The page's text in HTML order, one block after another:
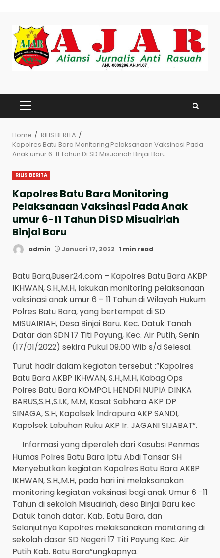
content
PRIMARY
MENU
Home
RILIS BERITA
Kapolres Batu Bara Monitoring Pelaksanaan Vaksinasi Pada
Anak umur 6-11 Tahun Di SD Misuairiah Binjai Baru
RILIS BERITA
Kapolres Batu Bara Monitoring
Pelaksanaan Vaksinasi Pada Anak
umur 6-11 Tahun Di SD Misuairiah
Binjai Baru
admin Januari 17, 2022 1 min read
Batu Bara,Buser24.com – Kapolres Batu Bara AKBP
IKHWAN, S.H.,M.H, lakukan monitoring pelaksanaan
vaksinasi anak umur 6 – 11 Tahun di Wilayah Hukum
Polres Batu Bara, yang bertempat di SD
MISUAIRIAH, Desa Binjai Baru. Kec. Datuk Tanah
Datar dan SDN 17 Titi Payung, Kec. Air Putih, Senin
(17/01/2022) sekira Pukul 09.00 Wib s/d Selesai.
Turut hadir dalam kegiatan tersebut :”Kapolres
Batu Bara AKBP IKHWAN, S.H.,M.H, Kabag Ops
Polres Batu Bara KOMPOL HENDRI NUPIA DINKA
BARUS,S.H.,S.I.K, M.M, Kasat Sabhara AKP DP
SINAGA, S.H, Kapolsek lndrapura AKP SANDI,
Kapolsek Labuhan Ruku AKP Ir. JAGANI SIJABAT”.
Informasi yang diperoleh dari Kasubsi Penmas
Humas Polres Batu Bara Iptu Abdi Tansar SH
Menyebutkan kegiatan Kapolres Batu Bara AKBP
IKHWAN, S.H.,M.H, pada hari ini melaksanakan
monitoring kegiatan vaksinasi bagi anak Umur 6 -11
Tahun di sekolah Misuairiah, desa Binjai Baru kec
Datuk tanah datar. Kab. Batu Bara, dan
Selanjutnya Kapolres melaksanakan monitoring di
sekolah dasar SD Negeri 17 Titi Payung Kec. Air
Putih Kab. Batu Bara”ungkapnya.